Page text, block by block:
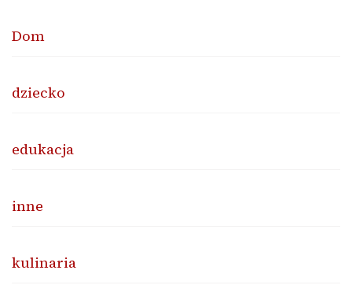
Dom
dziecko
edukacja
inne
kulinaria